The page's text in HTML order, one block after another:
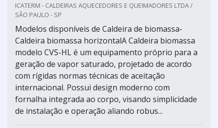
ICATERM - CALDEIRAS AQUECEDORES E QUEIMADORES LTDA /
SÃO PAULO - SP
Modelos disponíveis de Caldeira de biomassa-
Caldeira biomassa horizontalA Caldeira biomassa
modelo CVS-HL é um equipamento próprio para a
geração de vapor saturado, projetado de acordo
com rígidas normas técnicas de aceitação
internacional. Possui design moderno com
fornalha integrada ao corpo, visando simplicidade
de instalação e operação aliando robus...